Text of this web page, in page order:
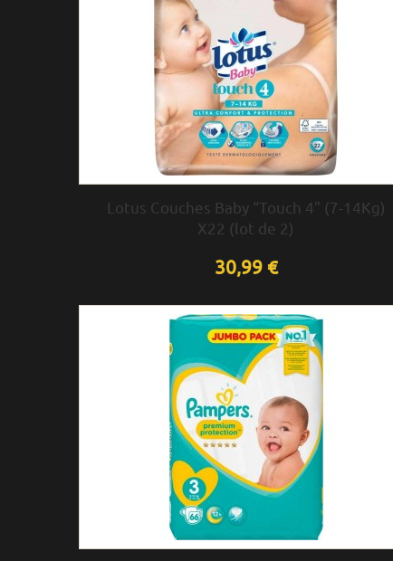
Lotus Couches Baby “Touch 4” (7-14Kg)
X22 (lot de 2)
30,99 €